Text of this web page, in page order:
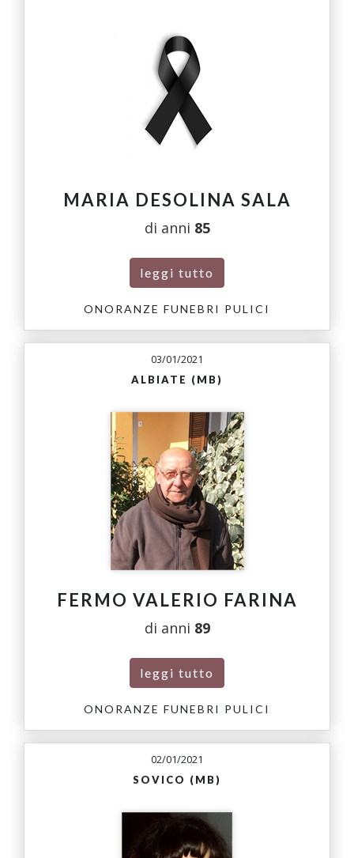
MARIA DESOLINA SALA
di anni 85
leggi tutto
ONORANZE FUNEBRI PULICI
03/01/2021
ALBIATE (MB)
FERMO VALERIO FARINA
di anni 89
leggi tutto
ONORANZE FUNEBRI PULICI
02/01/2021
SOVICO (MB)